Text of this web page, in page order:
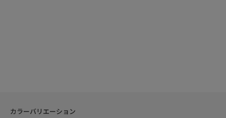
カラーバリエーション